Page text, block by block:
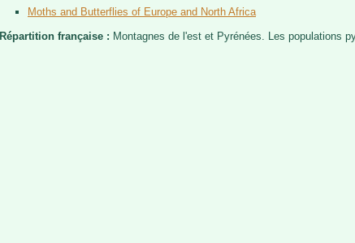
Moths and Butterflies of Europe and North Africa
Répartition française : Montagnes de l'est et Pyrénées. Les populations